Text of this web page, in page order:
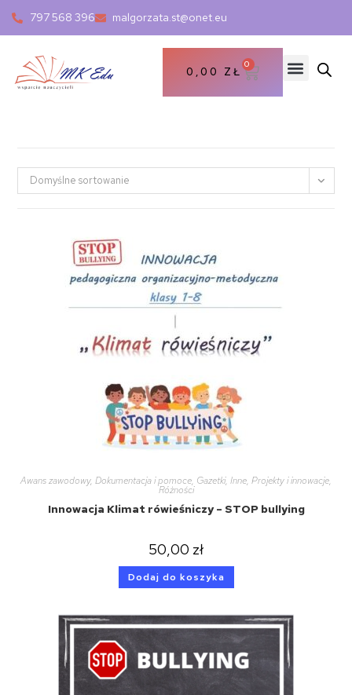
797 568 396 malgorzata.st@onet.eu
0,00 ZŁ
0
Domyślne sortowanie
Awans zawodowy, Dokumentacja i pomoce, Gazetki, Inne, Projekty i innowacje,
Różności
Innowacja Klimat rówieśniczy – STOP bullying
50,00 zł
Dodaj do koszyka